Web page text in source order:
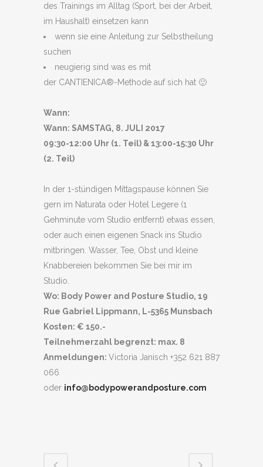
des Trainings im Alltag (Sport, bei der Arbeit,
im Haushalt) einsetzen kann
wenn sie eine Anleitung zur Selbstheilung
suchen
neugierig sind was es mit
der CANTIENICA®-Methode auf sich hat 🙂
Wann:
Wann: SAMSTAG, 8. JULI 2017
09:30-12:00 Uhr (1. Teil) & 13:00-15:30 Uhr
(2. Teil)
In der 1-stündigen Mittagspause können Sie
gern im Naturata oder Hotel Legere (1
Gehminute vom Studio entfernt) etwas essen,
oder auch einen eigenen Snack ins Studio
mitbringen. Wasser, Tee, Obst und kleine
Knabbereien bekommen Sie bei mir im
Studio.
Wo: Body Power and Posture Studio, 19
Rue Gabriel Lippmann, L-5365 Munsbach
Kosten: € 150.-
Teilnehmerzahl begrenzt: max. 8
Anmeldungen: Victoria Janisch +352 621 887
066
oder info@bodypowerandposture.com